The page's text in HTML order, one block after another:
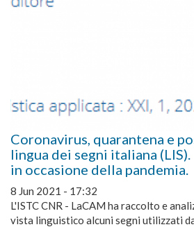
Coronavirus, quarantena e
lingua dei segni italiana
in occasione della pandemia.
8 Jun 2021 - 17:32
L'ISTC CNR - LaCAM ha raccolto e
vista linguistico alcuni segni utilizzati